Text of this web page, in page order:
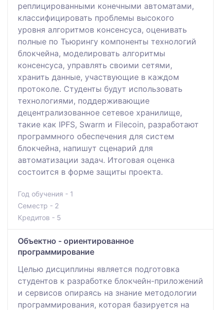
реплицированными конечными автоматами,
классифицировать проблемы высокого
уровня алгоритмов консенсуса, оценивать
полные по Тьюрингу компоненты технологий
блокчейна, моделировать алгоритмы
консенсуса, управлять своими сетями,
хранить данные, участвующие в каждом
протоколе. Студенты будут использовать
технологиями, поддерживающие
децентрализованное сетевое хранилище,
такие как IPFS, Swarm и Filecoin, разработают
программного обеспечения для систем
блокчейна, напишут сценарий для
автоматизации задач. Итоговая оценка
состоится в форме защиты проекта.
Год обучения - 1
Семестр - 2
Кредитов - 5
Объектно - ориентированное
программирование
Целью дисциплины является подготовка
студентов к разработке блокчейн-приложений
и сервисов опираясь на знание методологии
программирования, которая базируется на